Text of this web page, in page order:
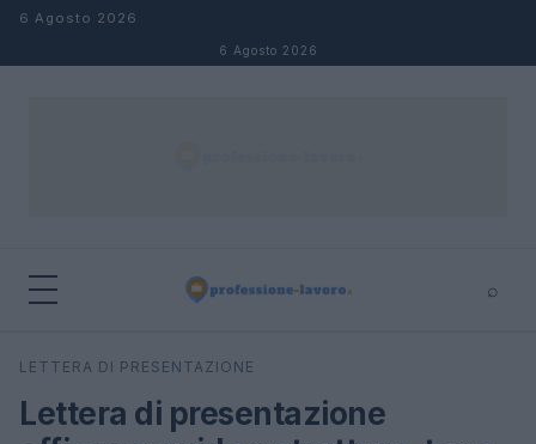
Salta al contenuto
6 Agosto 2026
6 Agosto 2026
⌕
Cerca
LETTERA DI PRESENTAZIONE
Lettera di presentazione